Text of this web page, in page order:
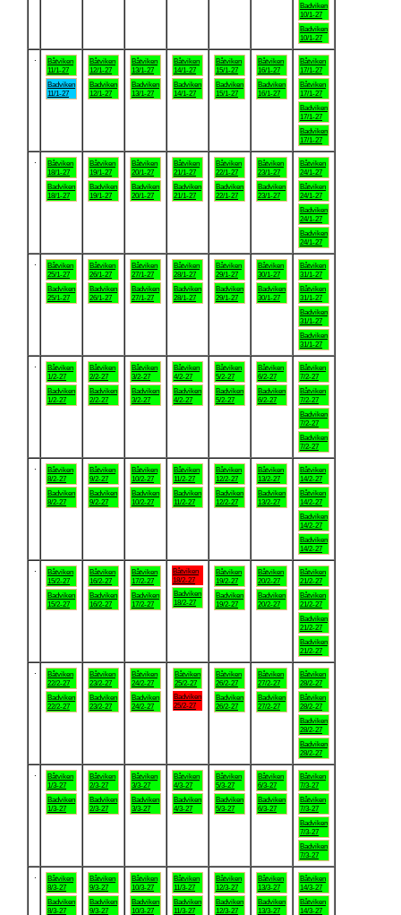
Badviken
10/1-27
Badviken
10/1-27
Båtviken
11/1-27
Badviken
11/1-27
Båtviken
12/1-27
Badviken
12/1-27
Båtviken
13/1-27
Badviken
13/1-27
Båtviken
14/1-27
Badviken
14/1-27
Båtviken
15/1-27
Badviken
15/1-27
Båtviken
16/1-27
Badviken
16/1-27
Båtviken
17/1-27
Båtviken
17/1-27
Badviken
17/1-27
Badviken
17/1-27
Båtviken
18/1-27
Badviken
18/1-27
Båtviken
19/1-27
Badviken
19/1-27
Båtviken
20/1-27
Badviken
20/1-27
Båtviken
21/1-27
Badviken
21/1-27
Båtviken
22/1-27
Badviken
22/1-27
Båtviken
23/1-27
Badviken
23/1-27
Båtviken
24/1-27
Båtviken
24/1-27
Badviken
24/1-27
Badviken
24/1-27
Båtviken
25/1-27
Badviken
25/1-27
Båtviken
26/1-27
Badviken
26/1-27
Båtviken
27/1-27
Badviken
27/1-27
Båtviken
28/1-27
Badviken
28/1-27
Båtviken
29/1-27
Badviken
29/1-27
Båtviken
30/1-27
Badviken
30/1-27
Båtviken
31/1-27
Båtviken
31/1-27
Badviken
31/1-27
Badviken
31/1-27
Båtviken
1/2-27
Badviken
1/2-27
Båtviken
2/2-27
Badviken
2/2-27
Båtviken
3/2-27
Badviken
3/2-27
Båtviken
4/2-27
Badviken
4/2-27
Båtviken
5/2-27
Badviken
5/2-27
Båtviken
6/2-27
Badviken
6/2-27
Båtviken
7/2-27
Båtviken
7/2-27
Badviken
7/2-27
Badviken
7/2-27
Båtviken
8/2-27
Badviken
8/2-27
Båtviken
9/2-27
Badviken
9/2-27
Båtviken
10/2-27
Badviken
10/2-27
Båtviken
11/2-27
Badviken
11/2-27
Båtviken
12/2-27
Badviken
12/2-27
Båtviken
13/2-27
Badviken
13/2-27
Båtviken
14/2-27
Båtviken
14/2-27
Badviken
14/2-27
Badviken
14/2-27
Båtviken
15/2-27
Badviken
15/2-27
Båtviken
16/2-27
Badviken
16/2-27
Båtviken
17/2-27
Badviken
17/2-27
Båtviken
18/2-27
Badviken
18/2-27
Båtviken
19/2-27
Badviken
19/2-27
Båtviken
20/2-27
Badviken
20/2-27
Båtviken
21/2-27
Båtviken
21/2-27
Badviken
21/2-27
Badviken
21/2-27
Båtviken
22/2-27
Badviken
22/2-27
Båtviken
23/2-27
Badviken
23/2-27
Båtviken
24/2-27
Badviken
24/2-27
Båtviken
25/2-27
Badviken
25/2-27
Båtviken
26/2-27
Badviken
26/2-27
Båtviken
27/2-27
Badviken
27/2-27
Båtviken
28/2-27
Båtviken
28/2-27
Badviken
28/2-27
Badviken
28/2-27
Båtviken
1/3-27
Badviken
1/3-27
Båtviken
2/3-27
Badviken
2/3-27
Båtviken
3/3-27
Badviken
3/3-27
Båtviken
4/3-27
Badviken
4/3-27
Båtviken
5/3-27
Badviken
5/3-27
Båtviken
6/3-27
Badviken
6/3-27
Båtviken
7/3-27
Båtviken
7/3-27
Badviken
7/3-27
Badviken
7/3-27
Båtviken
8/3-27
Badviken
8/3-27
Båtviken
9/3-27
Badviken
9/3-27
Båtviken
10/3-27
Badviken
10/3-27
Båtviken
11/3-27
Badviken
11/3-27
Båtviken
12/3-27
Badviken
12/3-27
Båtviken
13/3-27
Badviken
13/3-27
Båtviken
14/3-27
Båtviken
14/3-27